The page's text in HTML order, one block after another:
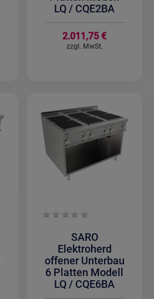
LQ / CQE2BA
2.011,75 €
SARO
Elektroherd
offener Unterbau
6 Platten Modell
LQ / CQE6BA